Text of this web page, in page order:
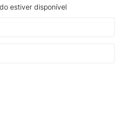
estiver disponível